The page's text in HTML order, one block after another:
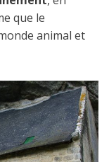
que le
animal et